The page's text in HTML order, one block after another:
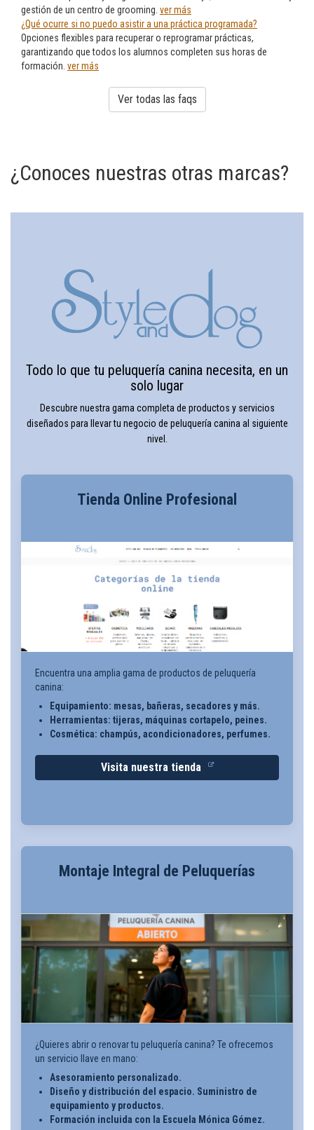
gestión de un centro de grooming. ver más
¿Qué ocurre si no puedo asistir a una práctica programada?
Opciones flexibles para recuperar o reprogramar prácticas,
garantizando que todos los alumnos completen sus horas de
formación. ver más
Ver todas las faqs
¿Conoces nuestras otras marcas?
Todo lo que tu peluquería canina necesita, en un
solo lugar
Descubre nuestra gama completa de productos y servicios
diseñados para llevar tu negocio de peluquería canina al siguiente
nivel.
Tienda Online Profesional
Encuentra una amplia gama de productos de peluquería
canina:
Equipamiento: mesas, bañeras, secadores y más.
Herramientas: tijeras, máquinas cortapelo, peines.
Cosmética: champús, acondicionadores, perfumes.
Visita nuestra tienda
Montaje Integral de Peluquerías
¿Quieres abrir o renovar tu peluquería canina? Te ofrecemos
un servicio llave en mano:
Asesoramiento personalizado.
Diseño y distribución del espacio. Suministro de
equipamiento y productos.
Formación incluida con la Escuela Mónica Gómez.